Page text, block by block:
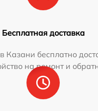
Бесплатная доставка
Казани бесплатно
на ремонт и